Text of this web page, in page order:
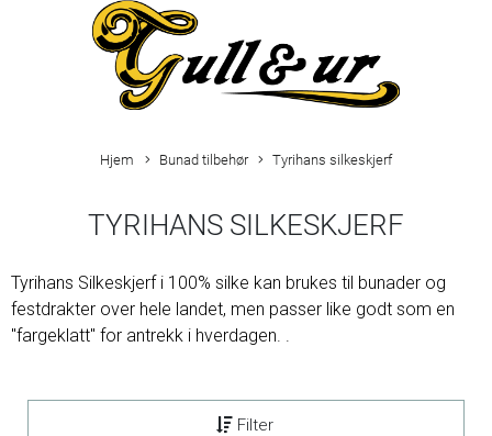
Hjem Bunad tilbehør Tyrihans silkeskjerf
TYRIHANS SILKESKJERF
Tyrihans Silkeskjerf i 100% silke kan brukes til bunader og
festdrakter over hele landet, men passer like godt som en
"fargeklatt" for antrekk i hverdagen. .
Filter